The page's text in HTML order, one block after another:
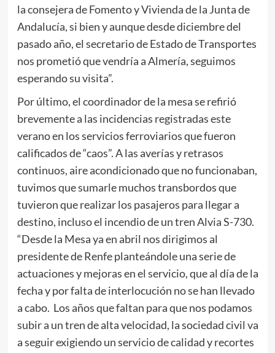
la consejera de Fomento y Vivienda de la Junta de
Andalucía, si bien y aunque desde diciembre del
pasado año, el secretario de Estado de Transportes
nos prometió que vendría a Almería, seguimos
esperando su visita”.
Por último, el coordinador de la mesa se refirió
brevemente a las incidencias registradas este
verano en los servicios ferroviarios que fueron
calificados de “caos”. A las averías y retrasos
continuos, aire acondicionado que no funcionaban,
tuvimos que sumarle muchos transbordos que
tuvieron que realizar los pasajeros para llegar a
destino, incluso el incendio de un tren Alvia S-730.
“Desde la Mesa ya en abril nos dirigimos al
presidente de Renfe planteándole una serie de
actuaciones y mejoras en el servicio, que al día de la
fecha y por falta de interlocución no se han llevado
a cabo. Los años que faltan para que nos podamos
subir a un tren de alta velocidad, la sociedad civil va
a seguir exigiendo un servicio de calidad y recortes